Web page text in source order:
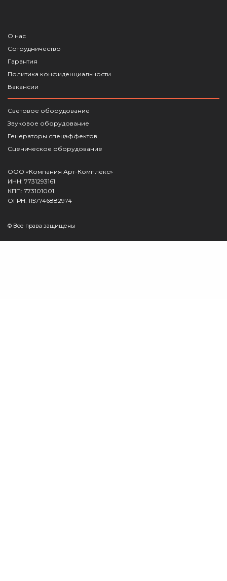
О нас
Сотрудничество
Гарантия
Политика конфиденциальности
Вакансии
Световое оборудование
Звуковое оборудование
Генераторы спецэффектов
Сценическое оборудование
ООО «Компания Арт-Комплекс»
ИНН: 7731293161
КПП: 773101001
ОГРН: 1157746882974
© Все права защищены